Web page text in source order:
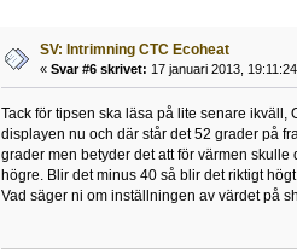
SV: Intrimning CTC Ecoheat
« Svar #6 skrivet: 17 januari 2013,
Tack för tipsen ska läsa på lite senare ikväll,
displayen nu och där står det 52 grader på
grader men betyder det att för värmen
högre. Blir det minus 40 så blir det riktigt
Vad säger ni om inställningen av värdet på